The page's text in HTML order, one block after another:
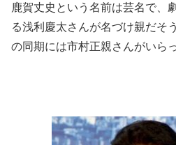
鹿賀丈史という名前は芸名で、
る浅利慶太さんが名づけ親だそ
の同期には市村正親さんがいら